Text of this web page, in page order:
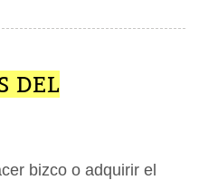
DEL
bizco o adquirir el